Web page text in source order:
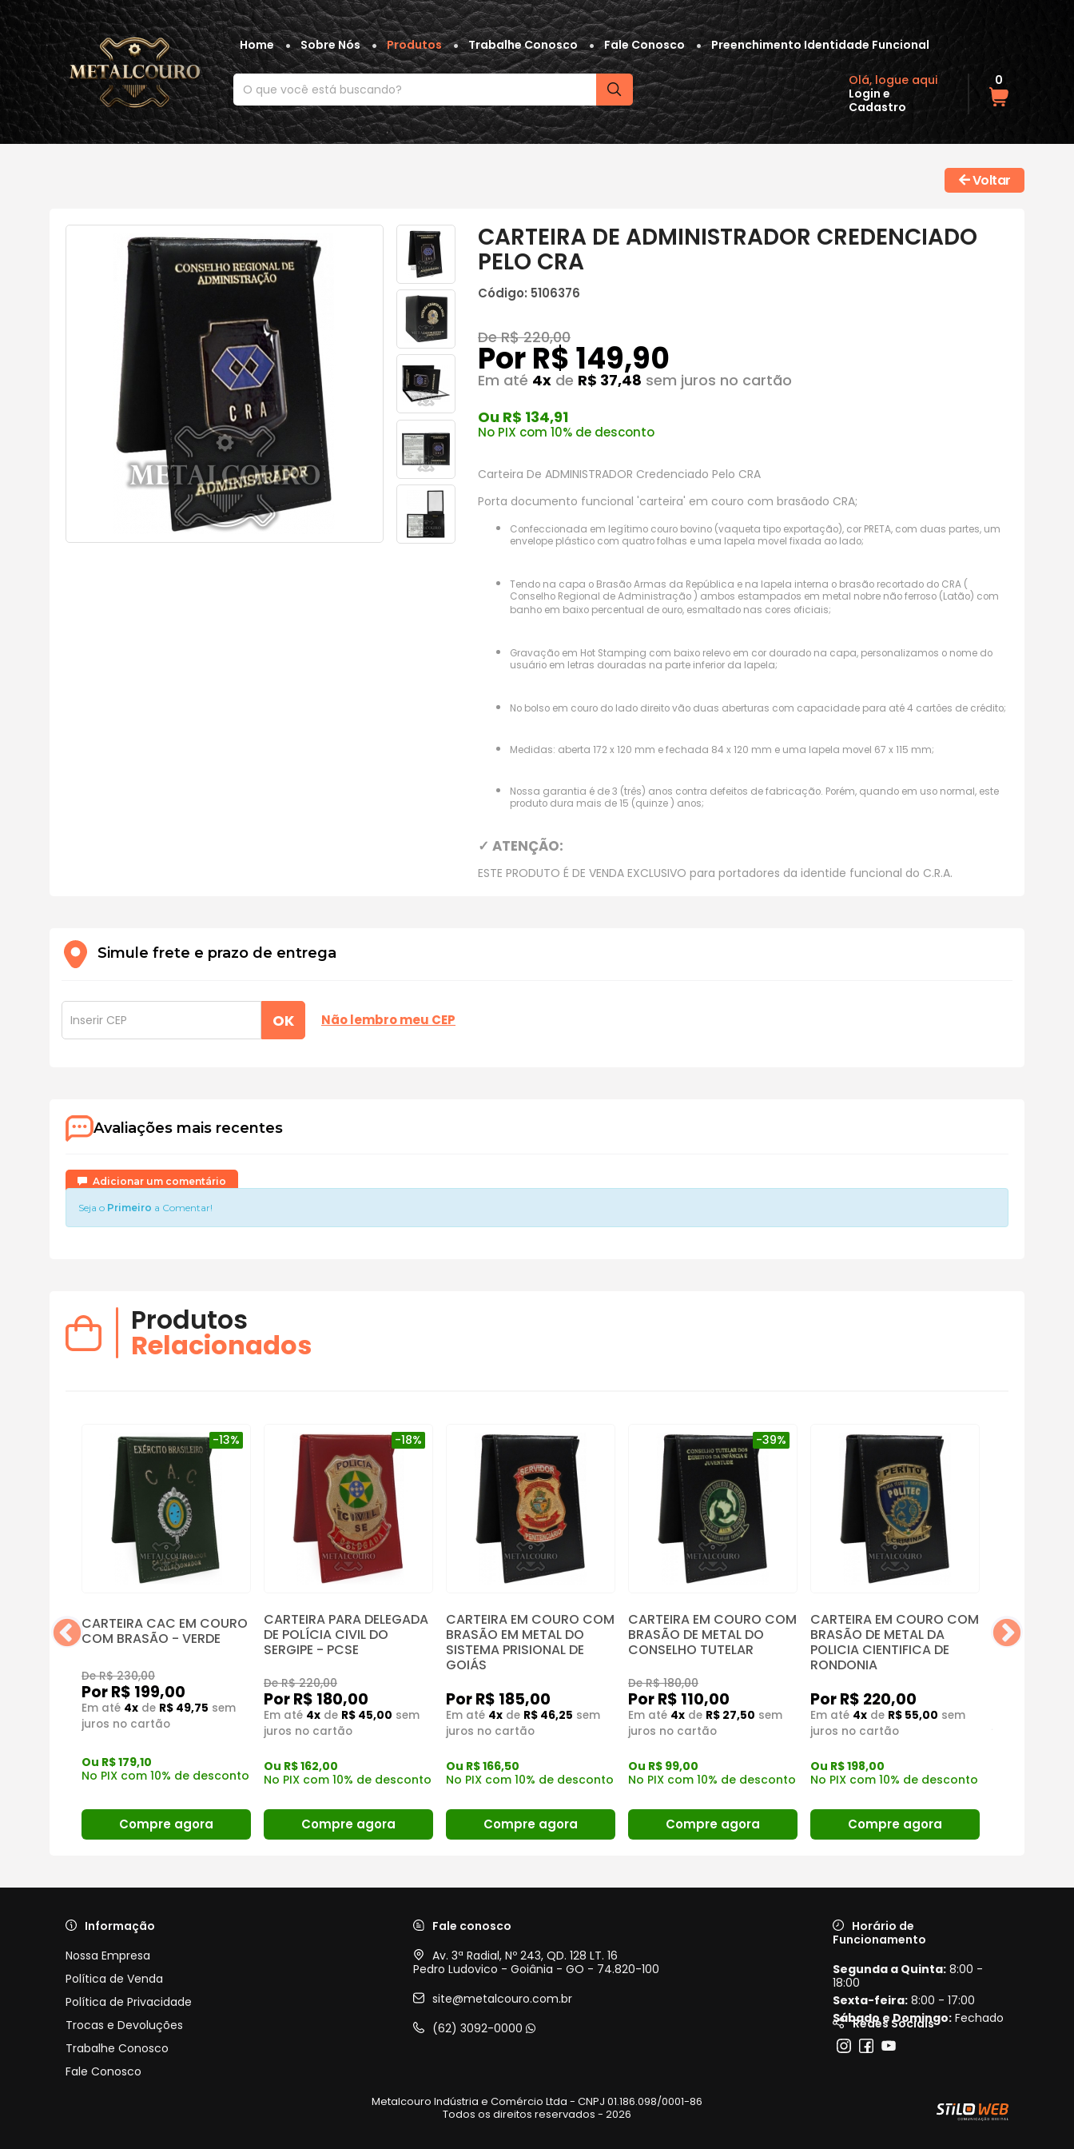
Home Sobre Nós Produtos Trabalhe Conosco Fale Conosco Preenchimento Identidade Funcional
Olá, logue aqui
Login e
Cadastro
0
Voltar
CARTEIRA DE ADMINISTRADOR CREDENCIADO
PELO CRA
Código: 5106376
De R$ 220,00
Por R$ 149,90
Em até 4x de R$ 37,48 sem juros no cartão
Ou R$ 134,91
No PIX com 10% de desconto
Carteira De ADMINISTRADOR Credenciado Pelo CRA
Porta documento funcional 'carteira' em couro com brasãodo CRA;
Confeccionada em legítimo couro bovino (vaqueta tipo exportação), cor PRETA, com duas partes, um
envelope plástico com quatro folhas e uma lapela movel fixada ao lado;
Tendo na capa o Brasão Armas da República e na lapela interna o brasão recortado do CRA (
Conselho Regional de Administração ) ambos estampados em metal nobre não ferroso (Latão) com
banho em baixo percentual de ouro, esmaltado nas cores oficiais;
Gravação em Hot Stamping com baixo relevo em cor dourado na capa, personalizamos o nome do
usuário em letras douradas na parte inferior da lapela;
No bolso em couro do lado direito vão duas aberturas com capacidade para até 4 cartões de crédito;
Medidas: aberta 172 x 120 mm e fechada 84 x 120 mm e uma lapela movel 67 x 115 mm;
Nossa garantia é de 3 (três) anos contra defeitos de fabricação. Porém, quando em uso normal, este
produto dura mais de 15 (quinze ) anos;
✓ ATENÇÃO:
ESTE PRODUTO É DE VENDA EXCLUSIVO para portadores da identide funcional do C.R.A.
Simule frete e prazo de entrega
OK Não lembro meu CEP
Avaliações mais recentes
Adicionar um comentário
Seja o Primeiro a Comentar!
Produtos
Relacionados
CARTEIRA CAC EM COURO
COM BRASÃO - VERDE
De R$ 230,00
Por R$ 199,00
Em até 4x de R$ 49,75 sem
juros no cartão
Ou R$ 179,10
No PIX com 10% de desconto
-13%
Compre agora
CARTEIRA PARA DELEGADA
DE POLÍCIA CIVIL DO
SERGIPE - PCSE
De R$ 220,00
Por R$ 180,00
Em até 4x de R$ 45,00 sem
juros no cartão
Ou R$ 162,00
No PIX com 10% de desconto
-18%
Compre agora
CARTEIRA EM COURO COM
BRASÃO EM METAL DO
SISTEMA PRISIONAL DE
GOIÁS
Por R$ 185,00
Em até 4x de R$ 46,25 sem
juros no cartão
Ou R$ 166,50
No PIX com 10% de desconto
Compre agora
CARTEIRA EM COURO COM
BRASÃO DE METAL DO
CONSELHO TUTELAR
De R$ 180,00
Por R$ 110,00
Em até 4x de R$ 27,50 sem
juros no cartão
Ou R$ 99,00
No PIX com 10% de desconto
-39%
Compre agora
CARTEIRA EM COURO COM
BRASÃO DE METAL DA
POLICIA CIENTIFICA DE
RONDONIA
Por R$ 220,00
Em até 4x de R$ 55,00 sem
juros no cartão
Ou R$ 198,00
No PIX com 10% de desconto
Compre agora
CARTEIRA
BRASÃO EM
Informação
Nossa Empresa
Política de Venda
Política de Privacidade
Trocas e Devoluções
Trabalhe Conosco
Fale Conosco
Fale conosco
Av. 3ª Radial, Nº 243, QD. 128 LT. 16
Pedro Ludovico - Goiânia - GO - 74.820-100
site@metalcouro.com.br
(62) 3092-0000
Horário de
Funcionamento
Segunda a Quinta: 8:00 -
18:00
Sexta-feira: 8:00 - 17:00
Sábado e Domingo: Fechado
Redes Sociais
Metalcouro Indústria e Comércio Ltda - CNPJ 01.186.098/0001-86
Todos os direitos reservados - 2026